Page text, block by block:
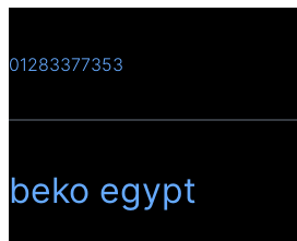
01283377353
beko egypt